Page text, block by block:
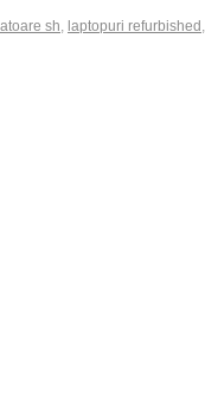
sh, laptopuri refurbished ,